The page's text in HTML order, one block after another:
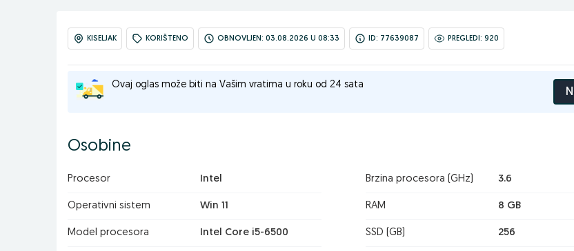
KISELJAK KORIŠTENO OBNOVLJEN: 03.08.2026 U 08:33 ID: 77639087 PREGLEDI: 920
Ovaj oglas može biti na Vašim vratima u roku od 24 sata
Osobine
Procesor Intel Brzina procesora (GHz) 3.6
Operativni sistem Win 11 RAM 8 GB
Model procesora Intel Core i5-6500 SSD (GB) 256